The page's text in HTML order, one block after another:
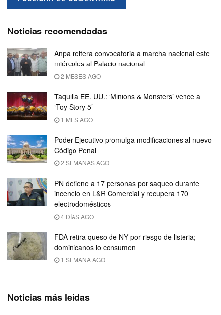
Noticias recomendadas
Anpa reitera convocatoria a marcha nacional este
miércoles al Palacio nacional
2 MESES AGO
Taquilla EE. UU.: ‘Minions & Monsters’ vence a
‘Toy Story 5’
1 MES AGO
Poder Ejecutivo promulga modificaciones al nuevo
Código Penal
2 SEMANAS AGO
PN detiene a 17 personas por saqueo durante
incendio en L&R Comercial y recupera 170
electrodomésticos
4 DÍAS AGO
FDA retira queso de NY por riesgo de listeria;
dominicanos lo consumen
1 SEMANA AGO
Noticias más leídas